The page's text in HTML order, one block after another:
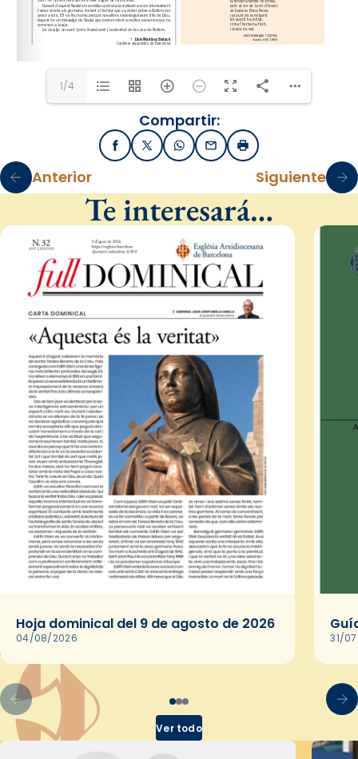
1/4
Compartir:
FacebookX / TwitterWhatsApp
EmailImprimir
Anterior Siguiente
Te interesará…
Hoja dominical del 9 de agosto de 2026
04/08/2026 31/
Ver todo